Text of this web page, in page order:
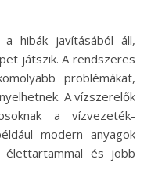
a hibák javításából áll,
játszik. A rendszeres
problémákat,
A vízszerelők
a vízvezeték-
modern anyagok
élettartammal és jobb